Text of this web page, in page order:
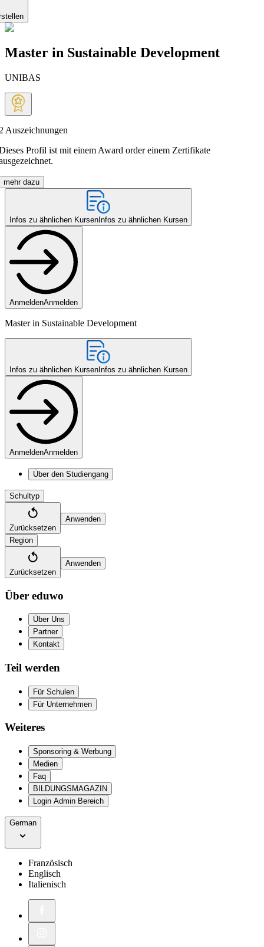
Master in Sustainable Development
UNIBAS
Auszeichnungen
Profil ist mit einem Award order einem Zertifikate
mehr dazu
Infos zu ähnlichen Kursen Infos zu ähnlichen Kursen
AnmeldenAnmelden
Master in Sustainable Development
Infos zu ähnlichen Kursen Infos zu ähnlichen Kursen
AnmeldenAnmelden
Über den Studiengang
Schultyp
Zurücksetzen
Anwenden
Region
Zurücksetzen
Anwenden
Über eduwo
Über Uns
Partner
Kontakt
Teil werden
Für Schulen
Für Unternehmen
Weiteres
Sponsoring & Werbung
Medien
Faq
BILDUNGSMAGAZIN
Login Admin Bereich
German
Französisch
Englisch
Italienisch